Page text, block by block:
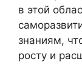
в этой
знаниям,
росту и